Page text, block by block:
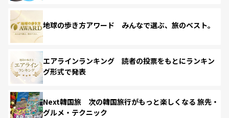
地球の歩き方アワード みんなで選ぶ、旅のベスト。
エアラインランキング 読者の投票をもとにランキン
グ形式で発表
Next韓国旅 次の韓国旅行がもっと楽しくなる 旅先・
グルメ・テクニック